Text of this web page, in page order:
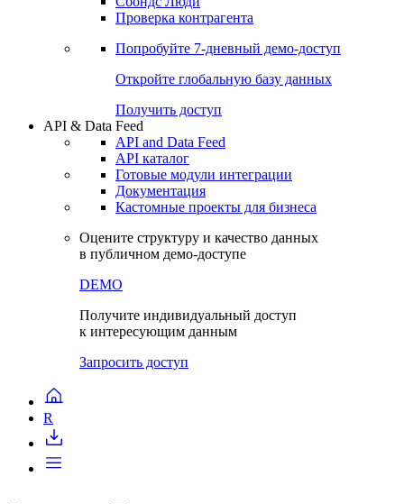
Проверка контрагента
Попробуйте 7-дневный демо-доступ
Откройте глобальную базу данных
Получить доступ
API & Data Feed
API and Data Feed
API каталог
Готовые модули интеграции
Документация
Кастомные проекты для бизнеса
Оцените структуру и качество данных
в публичном демо-доступе
DEMO
Получите индивидуальный доступ
к интересующим данным
Запросить доступ
R